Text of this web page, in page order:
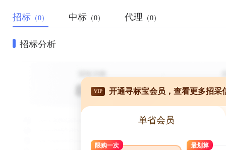
招标 （0） 中标 （0） 代理 （0）
招标分析
VIP 开通寻标宝会员，查看更多招采
单省会员
限购一次 最划算